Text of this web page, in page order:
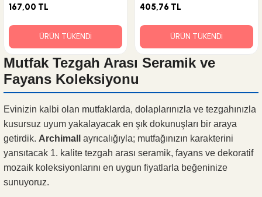
167,00 TL
ÜRÜN TÜKENDİ
405,76 TL
ÜRÜN TÜKENDİ
Mutfak Tezgah Arası Seramik ve
Fayans Koleksiyonu
Evinizin kalbi olan mutfaklarda, dolaplarınızla ve tezgahınızla
kusursuz uyum yakalayacak en şık dokunuşları bir araya
getirdik. Archimall
ayrıcalığıyla; mutfağınızın karakterini
yansıtacak 1. kalite tezgah arası seramik, fayans ve dekoratif
mozaik koleksiyonlarını en uygun fiyatlarla beğeninize
sunuyoruz.